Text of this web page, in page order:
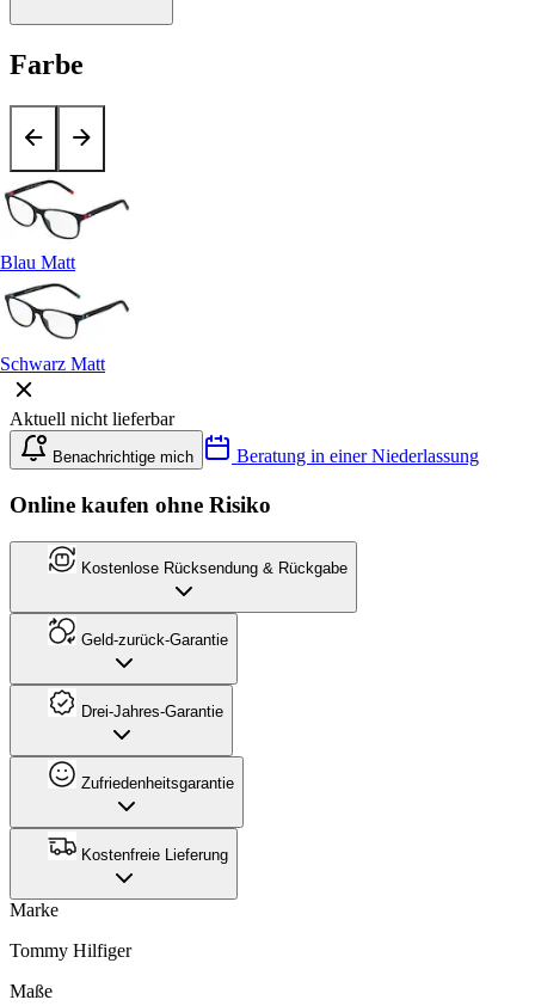
Farbe
Blau Matt
Schwarz Matt
Aktuell nicht lieferbar
Benachrichtige mich Beratung in einer Niederlassung
Online kaufen ohne Risiko
Kostenlose Rücksendung & Rückgabe
Geld-zurück-Garantie
Drei-Jahres-Garantie
Zufriedenheitsgarantie
Kostenfreie Lieferung
Marke
Tommy Hilfiger
Maße